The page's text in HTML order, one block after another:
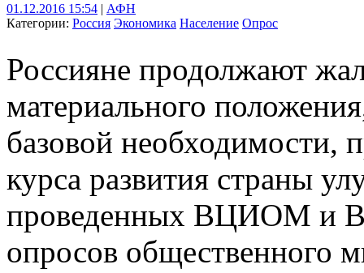
01.12.2016 15:54 | АФН
Категории: Россия Экономика Население Опрос
Россияне продолжают
материального
базовой необходимости,
курса развития страны
проведенных ВЦИОМ и
опросов общественного